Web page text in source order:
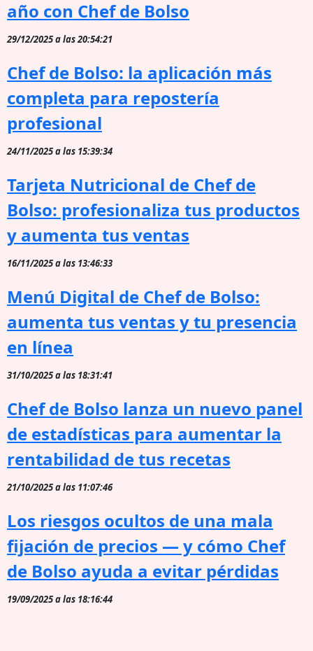
año con Chef de Bolso
29/12/2025 a las 20:54:21
Chef de Bolso: la aplicación más
completa para repostería
profesional
24/11/2025 a las 15:39:34
Tarjeta Nutricional de Chef de
Bolso: profesionaliza tus productos
y aumenta tus ventas
16/11/2025 a las 13:46:33
Menú Digital de Chef de Bolso:
aumenta tus ventas y tu presencia
en línea
31/10/2025 a las 18:31:41
Chef de Bolso lanza un nuevo panel
de estadísticas para aumentar la
rentabilidad de tus recetas
21/10/2025 a las 11:07:46
Los riesgos ocultos de una mala
fijación de precios — y cómo Chef
de Bolso ayuda a evitar pérdidas
19/09/2025 a las 18:16:44